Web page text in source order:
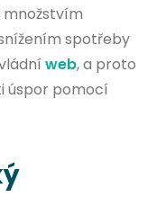
množstvím
spotřeby
web, a proto
úspor pomocí